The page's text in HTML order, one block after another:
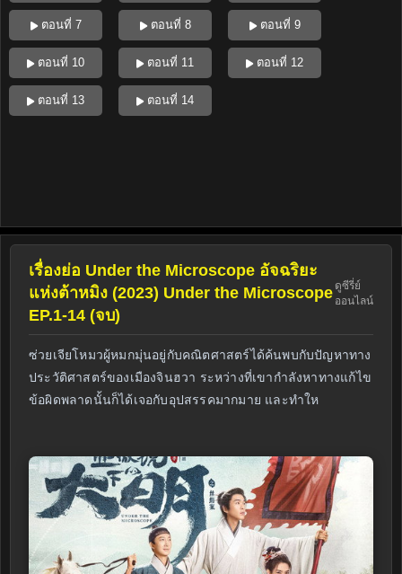
ตอนที่ 7 ตอนที่ 8 ตอนที่ 9
ตอนที่ 10 ตอนที่ 11 ตอนที่ 12
ตอนที่ 13 ตอนที่ 14
เรื่องย่อ Under the Microscope อัจฉริยะ
แห่งต้าหมิง (2023) Under the Microscope
EP.1-14 (จบ)
ดูซีรี่ย์
ออนไลน์
ซ่วยเจียโหมวผู้หมกมุ่นอยู่กับคณิตศาสตร์ได้ค้นพบกับปัญหาทาง
ประวัติศาสตร์ของเมืองจินฮวา ระหว่างที่เขากำลังหาทางแก้ไข
ข้อผิดพลาดนั้นก็ได้เจอกับอุปสรรคมากมาย และทำให